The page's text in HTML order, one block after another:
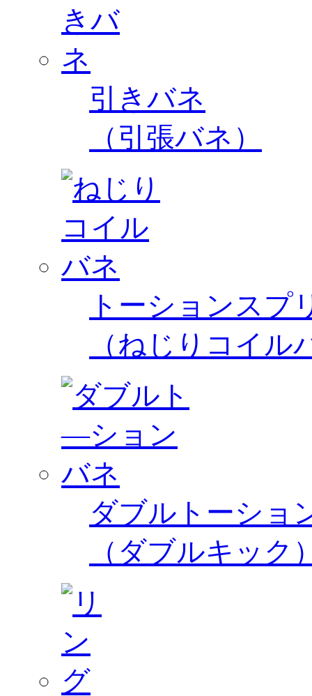
引きバネ
（引張バネ）
トーションスプ
（ねじりコイル
ダブルトーショ
（ダブルキック